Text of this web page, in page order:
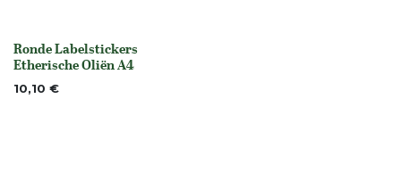
None
Ronde Labelstickers
Etherische Oliën A4
10,10 €